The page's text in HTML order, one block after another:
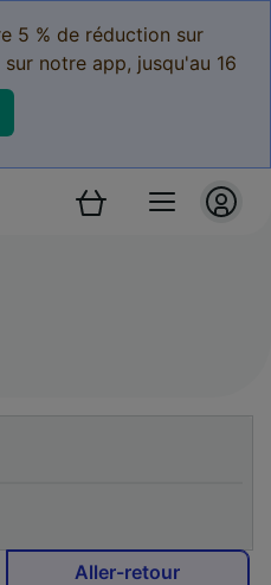
5 % de réduction sur
notre app, jusqu'au 16
Aller-retour